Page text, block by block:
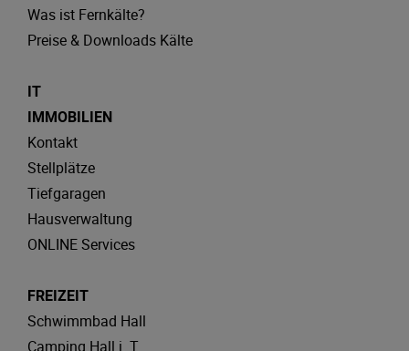
Was ist Fernkälte?
Preise & Downloads Kälte
IT
IMMOBILIEN
Kontakt
Stellplätze
Tiefgaragen
Hausverwaltung
ONLINE Services
FREIZEIT
Schwimmbad Hall
Camping Hall i. T.